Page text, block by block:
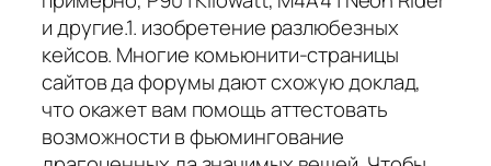
и другие.1. изобретение разлюбезных
кейсов. Многие комьюнити-страницы
сайтов да форумы дают схожую доклад,
что окажет вам помощь аттестовать
возможности в фьюмингование